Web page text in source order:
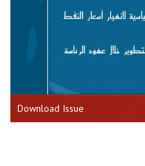
Download Issue